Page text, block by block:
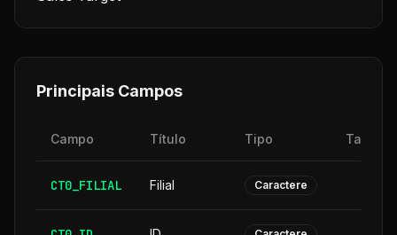
Principais Campos
Campo Título Tipo
CT0_FILIAL Filial Caractere